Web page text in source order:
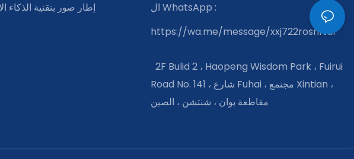
إطار صور بتقنية الذكاء
ال WhatsApp :
https://wa.me/message/xxj722rosnfta1
2F Bulid 2 ، Haopeng Wisdom Park ، Fuirui
Road No. 141 ، شارع Fuhai ، مجتمع Xintian ،
مقاطعة بوان ، شنتشن ، الصين